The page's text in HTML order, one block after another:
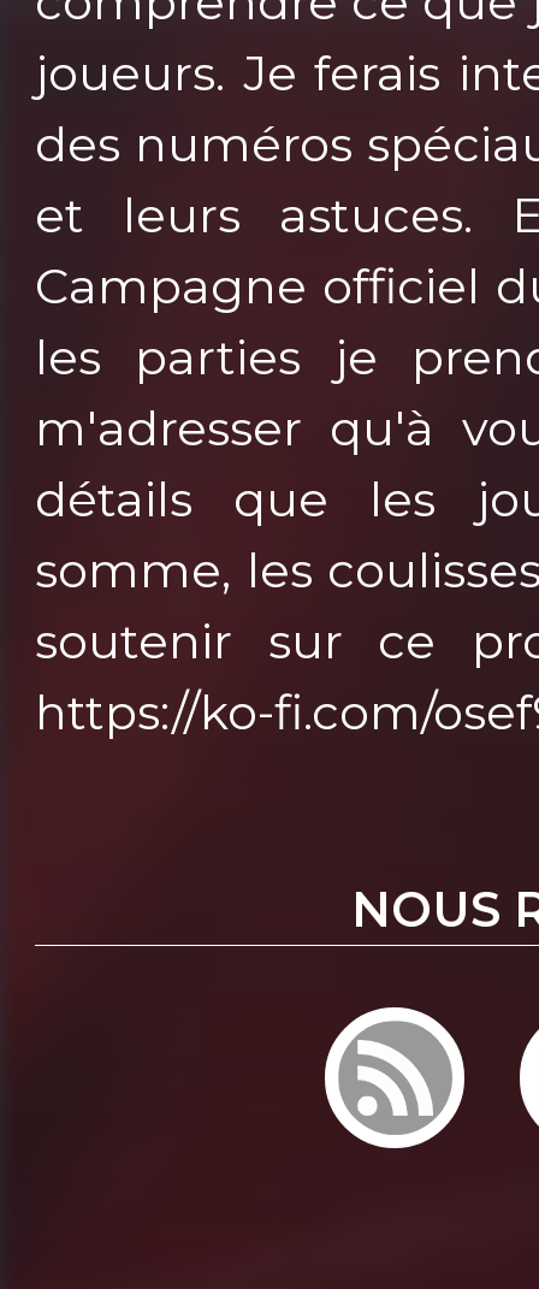
joueurs. Je ferais
des numéros
et leurs astuces.
Campagne officiel
les parties je
m'adresser qu'à
détails que les
somme, les
soutenir sur ce
https://ko-fi.com/
NOUS